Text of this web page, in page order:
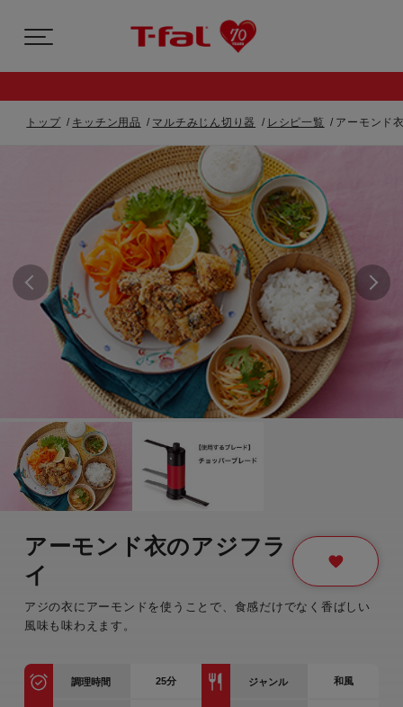
トップ キッチン用品 マルチみじん切り器 レシピ一覧 アーモンド
アーモンド衣のアジフラ
イ
アジの衣にアーモンドを使うことで、食感だけでなく香ばしい
風味も味わえます。
調理時間 25分 ジャンル 和風